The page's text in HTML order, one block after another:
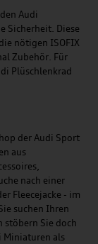
Audi
Sicherheit. Diese
nötigen ISOFIX
Zubehör. Für
Plüschlenkrad
der Audi Sport
aus
nach einer
Fleecejacke - im
suchen Ihren
stöbern Sie doch
Miniaturen als